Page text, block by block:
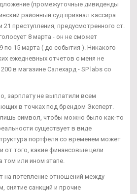
(промежуточные дивиденды
районный суд признал кассира
преступления, предусмотренного ст.
8 марта - он не сможет
по 15 марта ( до события ). Никакого
ежедневных отчетов с меня не
в магазине Салехард - SP labs со
зарплату не выплатили всем
в точках под брендом Эксперт.
лишь символ, чтобы можно было как-то
существует в виде
портфеля со временем может
от того, какие финансовые цели
том или ином этапе.
на потепление отношений между
снятие санкций и прочие